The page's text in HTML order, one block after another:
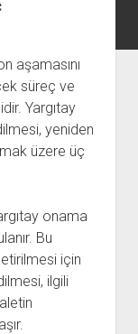
aşamasını
süreç ve
Yargıtay
yeniden
üzere üç
onama
Bu
için
ilgili